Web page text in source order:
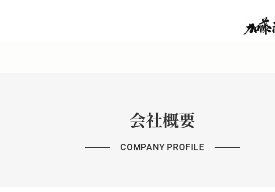
会社概要
COMPANY PROFILE